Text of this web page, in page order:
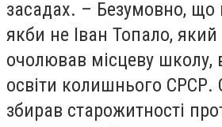
засадах. – Безумовно, що
якби не Іван Топало,
очолював місцеву школу,
освіти колишнього СРСР.
збирав старожитності